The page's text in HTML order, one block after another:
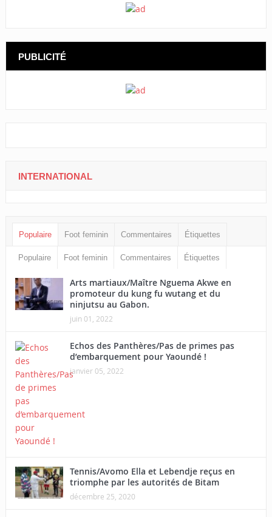
PUBLICITÉ
INTERNATIONAL
Populaire Foot feminin Commentaires Étiquettes
Populaire Foot feminin Commentaires Étiquettes
Arts martiaux/Maître Nguema Akwe en
promoteur du kung fu wutang et du
ninjutsu au Gabon.
juin 01, 2022
Echos des Panthères/Pas de primes pas
d’embarquement pour Yaoundé !
janvier 05, 2022
Tennis/Avomo Ella et Lebendje reçus en
triomphe par les autorités de Bitam
décembre 25, 2020